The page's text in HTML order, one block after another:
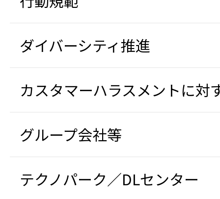
ダイバーシティ推進
カスタマーハラスメントに対
グループ会社等
テクノパーク／DLセンター